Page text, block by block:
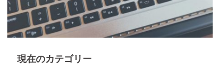
現在のカテゴリー